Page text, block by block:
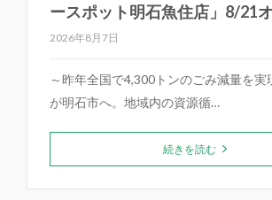
ースポット明石魚住店」8/21
2026年8月7日
～昨年全国で4,300トンのごみ減量を実
が明石市へ。地域内の資源循…
続きを読む